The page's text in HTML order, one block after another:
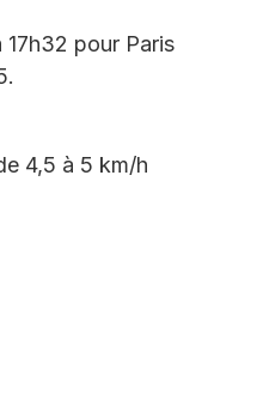
17h32 pour Paris
4,5 à 5 km/h